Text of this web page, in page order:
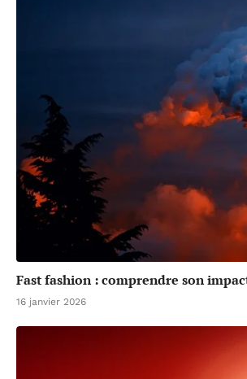
Fast fashion : comprendre son
16 janvier 2026